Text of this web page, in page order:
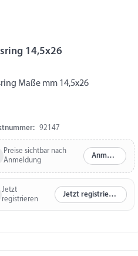
14,5x26
Maße mm 14,5x26
92147
Preise sichtbar nach
Anmeldung
Anmelden
Jetzt
registrieren
Jetzt registrieren